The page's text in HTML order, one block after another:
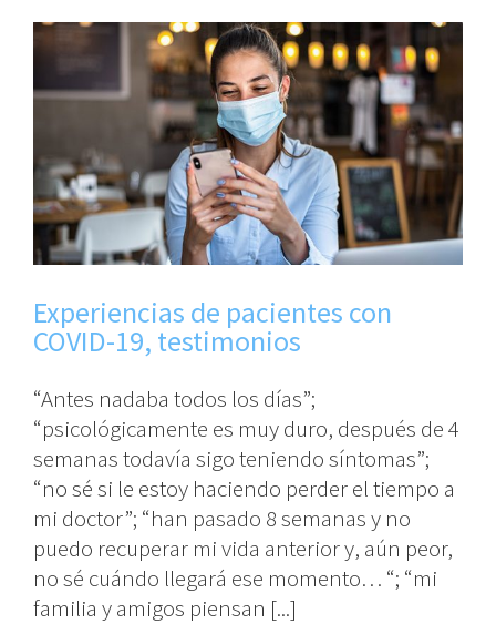
Experiencias de pacientes con
COVID-19, testimonios
“Antes nadaba todos los días”;
“psicológicamente es muy duro, después de 4
semanas todavía sigo teniendo síntomas”;
“no sé si le estoy haciendo perder el tiempo a
mi doctor”; “han pasado 8 semanas y no
puedo recuperar mi vida anterior y, aún peor,
no sé cuándo llegará ese momento… “; “mi
familia y amigos piensan [...]